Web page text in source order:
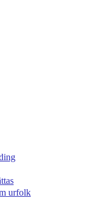
urfolk